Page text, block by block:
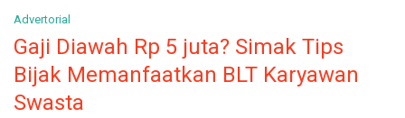
Advertorial
Gaji Diawah Rp 5 juta? Simak Tips
Bijak Memanfaatkan BLT Karyawan
Swasta